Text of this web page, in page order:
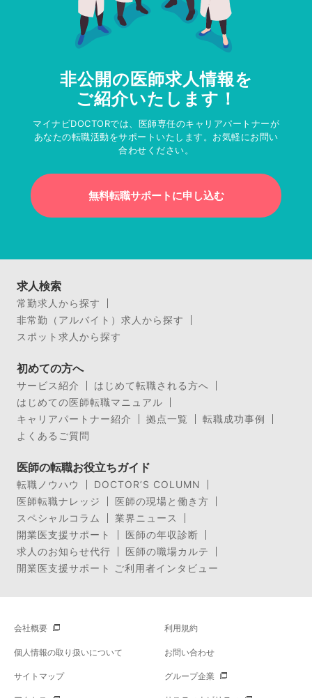
非公開の医師求人情報を
ご紹介いたします！
マイナビDOCTORでは、医師専任のキャリアパートナーが
あなたの転職活動をサポートいたします。お気軽にお問い
合わせください。
無料転職サポートに申し込む
求人検索
常勤求人から探す
非常勤（アルバイト）求人から探す
スポット求人から探す
初めての方へ
サービス紹介
はじめて転職される方へ
はじめての医師転職マニュアル
キャリアパートナー紹介
拠点一覧
転職成功事例
よくあるご質問
医師の転職お役立ちガイド
転職ノウハウ
DOCTOR’S COLUMN
医師転職ナレッジ
医師の現場と働き方
スペシャルコラム
業界ニュース
開業医支援サポート
医師の年収診断
求人のお知らせ代行
医師の職場カルテ
開業医支援サポート ご利用者インタビュー
会社概要 利用規約
個人情報の取り扱いについて お問い合わせ
サイトマップ グループ企業